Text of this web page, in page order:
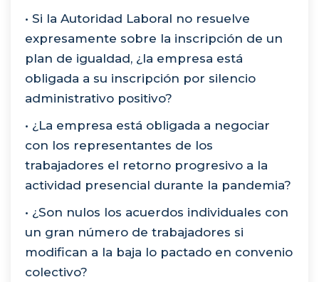
• Si la Autoridad Laboral no resuelve
expresamente sobre la inscripción de un
plan de igualdad, ¿la empresa está
obligada a su inscripción por silencio
administrativo positivo?
• ¿La empresa está obligada a negociar
con los representantes de los
trabajadores el retorno progresivo a la
actividad presencial durante la pandemia?
• ¿Son nulos los acuerdos individuales con
un gran número de trabajadores si
modifican a la baja lo pactado en convenio
colectivo?